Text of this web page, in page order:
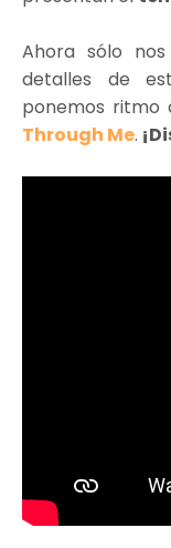
Ahora sólo
detalles de
ponemos ritmo
Through Me.